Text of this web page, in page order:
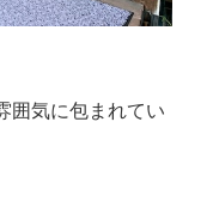
囲気に包まれてい